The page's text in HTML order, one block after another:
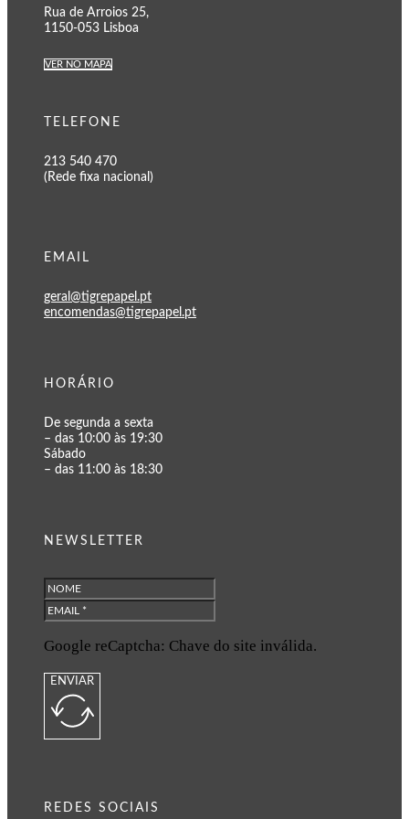
Rua de Arroios 25,
1150-053 Lisboa
VER NO MAPA
TELEFONE
213 540 470
(Rede fixa nacional)
EMAIL
geral@tigrepapel.pt
encomendas@tigrepapel.pt
HORÁRIO
De segunda a sexta
– das 10:00 às 19:30
Sábado
– das 11:00 às 18:30
NEWSLETTER
Google reCaptcha: Chave do site inválida.
ENVIAR
REDES SOCIAIS